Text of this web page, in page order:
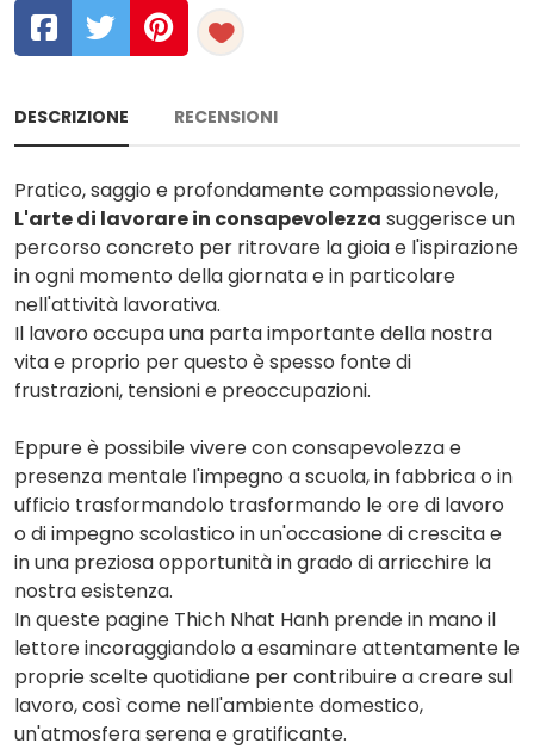
DESCRIZIONE RECENSIONI
Pratico, saggio e profondamente compassionevole,
L'arte di lavorare in consapevolezza suggerisce un
percorso concreto per ritrovare la gioia e l'ispirazione
in ogni momento della giornata e in particolare
nell'attività lavorativa.
Il lavoro occupa una parta importante della nostra
vita e proprio per questo è spesso fonte di
frustrazioni, tensioni e preoccupazioni.
Eppure è possibile vivere con consapevolezza e
presenza mentale l'impegno a scuola, in fabbrica o in
ufficio trasformandolo trasformando le ore di lavoro
o di impegno scolastico in un'occasione di crescita e
in una preziosa opportunità in grado di arricchire la
nostra esistenza.
In queste pagine Thich Nhat Hanh prende in mano il
lettore incoraggiandolo a esaminare attentamente le
proprie scelte quotidiane per contribuire a creare sul
lavoro, così come nell'ambiente domestico,
un'atmosfera serena e gratificante.